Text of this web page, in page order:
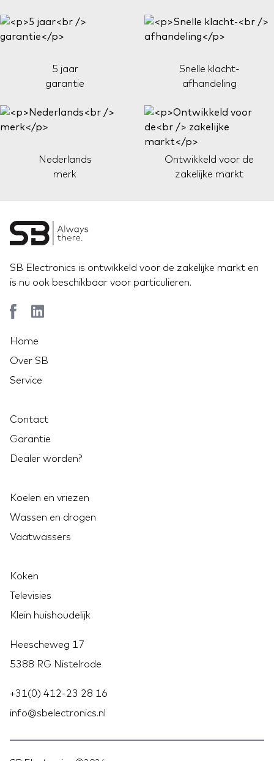
5 jaar
garantie
Snelle klacht-
afhandeling
Nederlands
merk
Ontwikkeld voor de
zakelijke markt
SB Electronics is ontwikkeld voor de zakelijke markt en
is nu ook beschikbaar voor particulieren.
Home
Over SB
Service
Contact
Garantie
Dealer worden?
Koelen en vriezen
Wassen en drogen
Vaatwassers
Koken
Televisies
Klein huishoudelijk
Heescheweg 17
5388 RG Nistelrode
+31(0) 412-23 28 16
info@sbelectronics.nl